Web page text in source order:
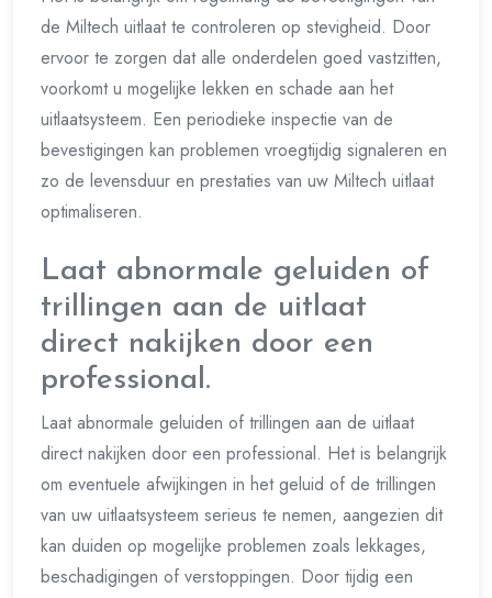
de Miltech uitlaat te controleren op stevigheid. Door
ervoor te zorgen dat alle onderdelen goed vastzitten,
voorkomt u mogelijke lekken en schade aan het
uitlaatsysteem. Een periodieke inspectie van de
bevestigingen kan problemen vroegtijdig signaleren en
zo de levensduur en prestaties van uw Miltech uitlaat
optimaliseren.
Laat abnormale geluiden of
trillingen aan de uitlaat
direct nakijken door een
professional.
Laat abnormale geluiden of trillingen aan de uitlaat
direct nakijken door een professional. Het is belangrijk
om eventuele afwijkingen in het geluid of de trillingen
van uw uitlaatsysteem serieus te nemen, aangezien dit
kan duiden op mogelijke problemen zoals lekkages,
beschadigingen of verstoppingen. Door tijdig een